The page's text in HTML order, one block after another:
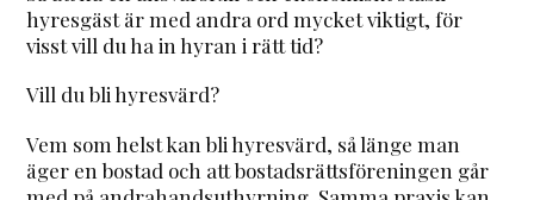
hyresgäst är med andra ord mycket viktigt, för
visst vill du ha in hyran i rätt tid?
Vill du bli hyresvärd?
Vem som helst kan bli hyresvärd, så länge man
äger en bostad och att bostadsrättsföreningen går